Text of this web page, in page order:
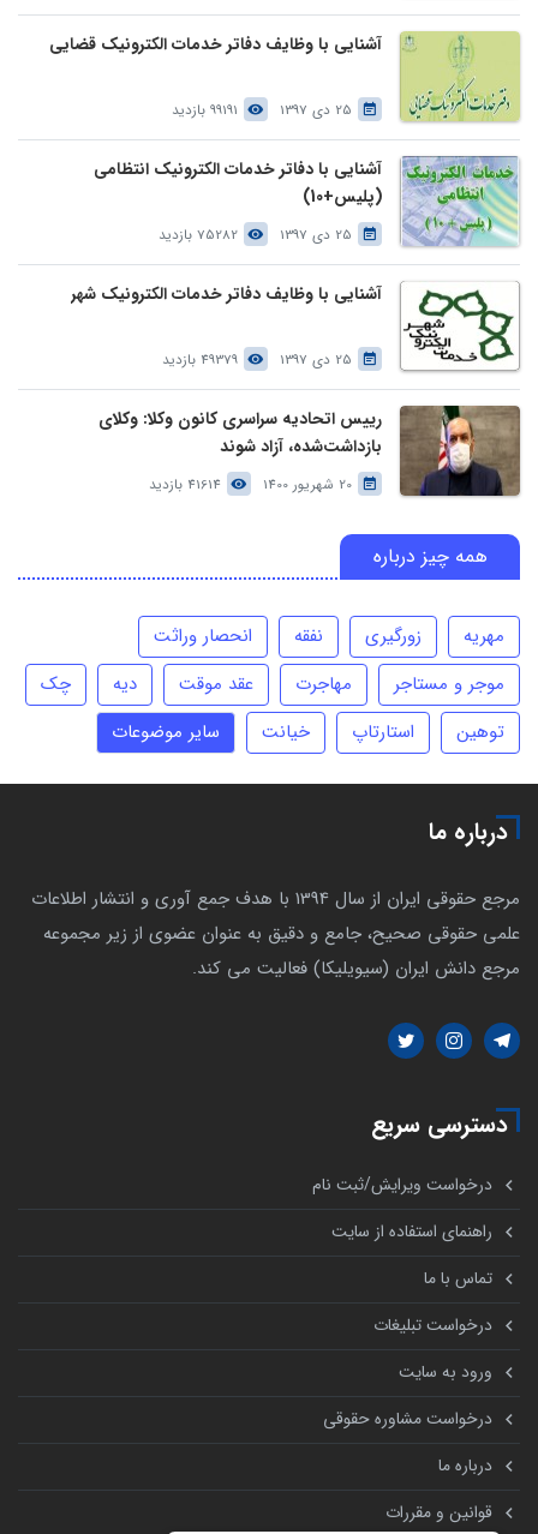
آشنایی با وظایف دفاتر خدمات الکترونیک قضایی
25 دی 1397 99191 بازدید
آشنایی با دفاتر خدمات الکترونیک انتظامی
(پلیس+10)
25 دی 1397 75282 بازدید
آشنایی با وظایف دفاتر خدمات الکترونیک شهر
25 دی 1397 49379 بازدید
رییس اتحادیه سراسری کانون وکلا: وکلای
بازداشت‌شده، آزاد شوند
20 شهریور 1400 41614 بازدید
همه چیز درباره
مهریه زورگیری نفقه
انحصار وراثت
موجر و مستاجر
مهاجرت عقد موقت دیه
چک
توهین
استارتاپ خیانت سایر موضوعات
درباره ما
مرجع حقوقی ایران از سال 1394 با هدف جمع آوری و انتشار اطلاعات
علمی حقوقی صحیح، جامع و دقیق به عنوان عضوی از زیر مجموعه
مرجع دانش ایران (سیویلیکا) فعالیت می کند.
دسترسی سریع
درخواست ویرایش/ثبت نام
راهنمای استفاده از سایت
تماس با ما
درخواست تبلیغات
ورود به سایت
درخواست مشاوره حقوقی
درباره ما
قوانین و مقررات